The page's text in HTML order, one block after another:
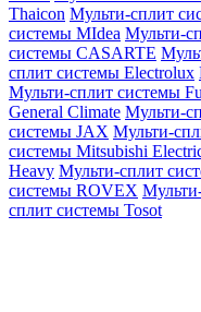
Thaicon Мульти-сплит
системы MIdea Мульти-
системы CASARTE
сплит системы Electrolux
Мульти-сплит системы
General Climate Мульти-
системы JAX Мульти-
системы Mitsubishi
Heavy Мульти-сплит
системы ROVEX
сплит системы Tosot